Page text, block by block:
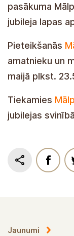
pasākuma
jubileja lapas
Pieteikšanās
amatnieku un
maijā plkst.
Tiekamies
jubilejas
Jaunumi